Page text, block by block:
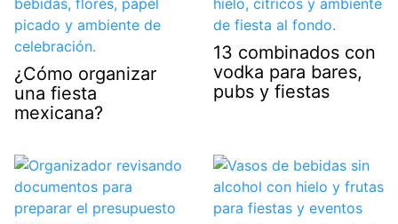
¿Cómo organizar
una fiesta
mexicana?
13 combinados con
vodka para bares,
pubs y fiestas